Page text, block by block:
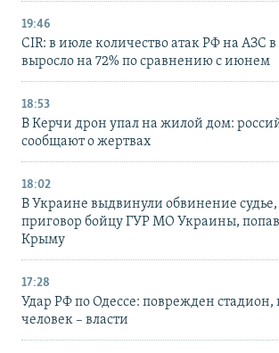
19:46
CIR: в июле количество атак РФ на АЗС
выросло на 72% по сравнению с июнем
18:53
В Керчи дрон упал на жилой дом:
сообщают о жертвах
18:02
В Украине выдвинули обвинение
приговор бойцу ГУР МО Украины,
Крыму
17:28
Удар РФ по Одессе: поврежден стадион,
человек – власти